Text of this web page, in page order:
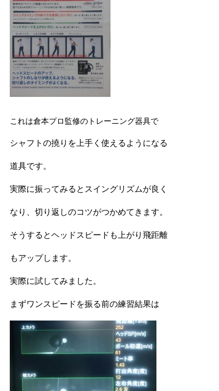
これは倉本プロ監修のトレーニング器具で
シャフトの撓りを上手く使えるようになる
道具です。
実際に振ってみるとスイングリズムが良く
なり、切り返しのコツがつかめてきます。
そうするとヘッドスピードも上がり飛距離
もアップします。
実際に試してみました。
まずワンスピードを振る前の練習結果は